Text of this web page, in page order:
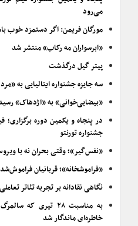
می‌رود
مورگان فریمن: اگر دستمزد خوب
«ابرسواران مه رکاب» منتشر شد
پیتر گیل درگذشت
سه جایزه جشنواره ایتالیایی به
«بیضایی‌خوانی» به «اژدهاک»
در پنجاه و یکمین دوره
جشنواره تورنتو
«نفس‌گیر»؛ وقتی بحران نه با
«فراموشخانه»؛ قربانیان
نگاهی نقادانه بر تجربه تئاتر
به مناسبت ۲۸ تیری
خاطره‌ای ماندگار شد